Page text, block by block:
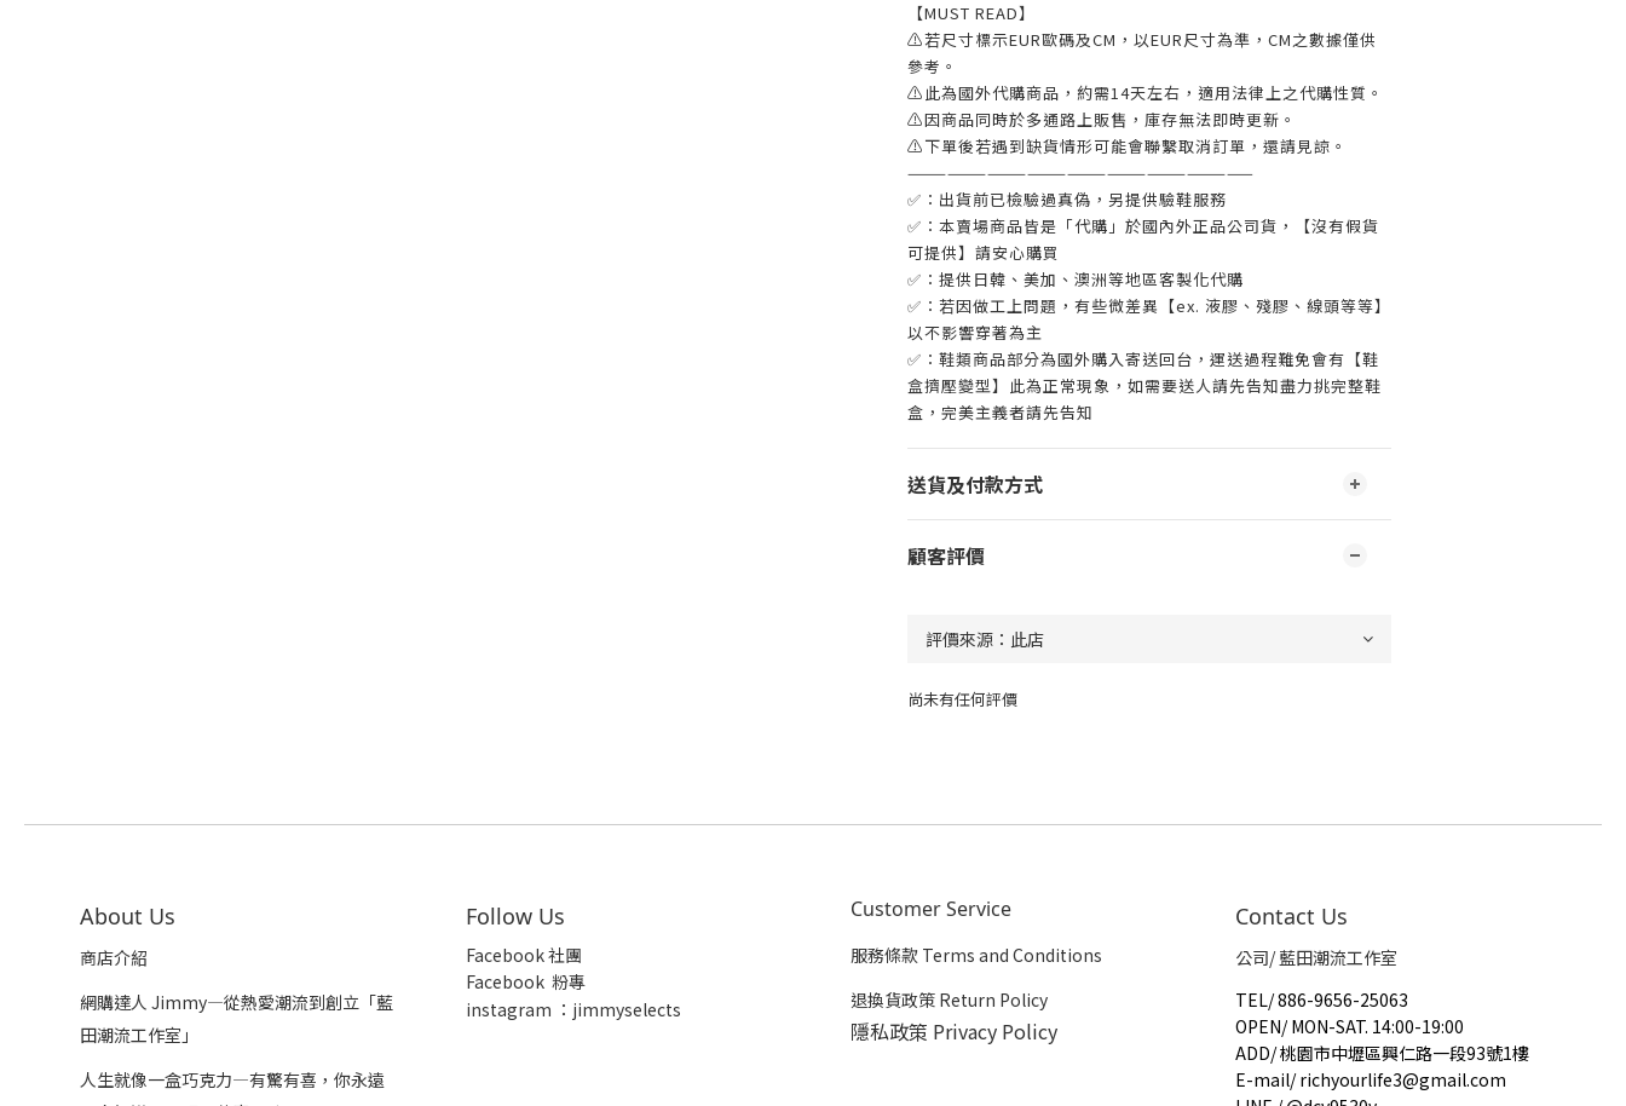
【MUST READ】
⚠若尺寸標示EUR歐碼及CM，以EUR尺寸為準，CM之數據僅供
參考。
⚠此為國外代購商品，約需14天左右，適用法律上之代購性質。
⚠因商品同時於多通路上販售，庫存無法即時更新。
⚠下單後若遇到缺貨情形可能會聯繫取消訂單，還請見諒。
——————————————————————————
✅：出貨前已檢驗過真偽，另提供驗鞋服務
✅：本賣場商品皆是「代購」於國內外正品公司貨，【沒有假貨
可提供】請安心購買
✅：提供日韓、美加、澳洲等地區客製化代購
✅：若因做工上問題，有些微差異【ex. 液膠、殘膠、線頭等等】
以不影響穿著為主
✅：鞋類商品部分為國外購入寄送回台，運送過程難免會有【鞋
盒擠壓變型】此為正常現象，如需要送人請先告知盡力挑完整鞋
盒，完美主義者請先告知
送貨及付款方式
顧客評價
尚未有任何評價
About Us
商店介紹
網購達人 Jimmy—從熱愛潮流到創立「藍
田潮流工作室」
人生就像一盒巧克力—有驚有喜，你永遠
Follow Us
Facebook 社團
Facebook 粉專
instagram ：jimmyselects
Customer Service
服務條款 Terms and Conditions
退換貨政策 Return Policy
隱私政策 Privacy Policy
Contact Us
公司/ 藍田潮流工作室
TEL/886-9656-25063
OPEN/ MON-SAT. 14:00-19:00
ADD/桃園市中壢區興仁路一段93號1樓
E-mail/richyourlife3@gmail.com